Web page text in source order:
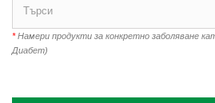
*Намери продукти за конкретно заболяване
Диабет)